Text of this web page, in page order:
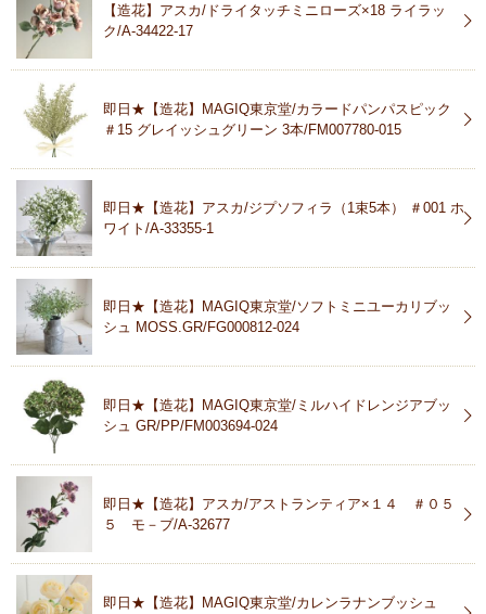
【造花】アスカ/ドライタッチミニローズ×18 ライラッ
ク/A-34422-17
即日★【造花】MAGIQ東京堂/カラードパンパスピック
＃15 グレイッシュグリーン 3本/FM007780-015
即日★【造花】アスカ/ジプソフィラ（1束5本） ＃001 ホ
ワイト/A-33355-1
即日★【造花】MAGIQ東京堂/ソフトミニユーカリブッ
シュ MOSS.GR/FG000812-024
即日★【造花】MAGIQ東京堂/ミルハイドレンジアブッ
シュ GR/PP/FM003694-024
即日★【造花】アスカ/アストランティア×１４ ＃０５
５ モ－ブ/A-32677
即日★【造花】MAGIQ東京堂/カレンラナンブッシュ